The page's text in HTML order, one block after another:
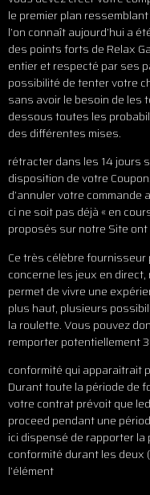
le premier plan
l’on connaît aujourd’hui a
des points forts de Relax
entier et respecté par ses
possibilité de tenter votre
sans avoir le besoin de les
dessous toutes les
des différentes mises.
rétracter dans les 14 jours
disposition de votre
d’annuler votre commande
ci ne soit pas déjà « en
proposés sur notre Site
Ce très célèbre
concerne les jeux en
permet de vivre une
plus haut, plusieurs
la roulette. Vous pouvez
remporter potentiellement
conformité qui apparaitrait
Durant toute la période de
votre contrat prévoit que
proceed pendant une
ici dispensé de rapporter la
conformité durant les deux
l’élément